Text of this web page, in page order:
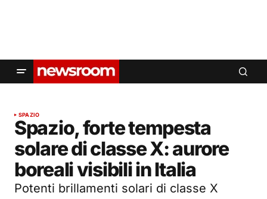
SPAZIO
Spazio, forte tempesta
solare di classe X: aurore
boreali visibili in Italia
Potenti brillamenti solari di classe X